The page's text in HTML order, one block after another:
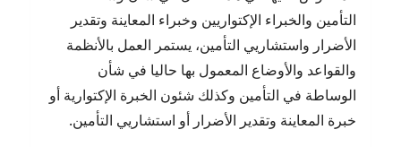
التأمين والخبراء الإكتواريين وخبراء المعاينة وتقدير
الأضرار واستشاريي التأمين، يستمر العمل بالأنظمة
والقواعد والأوضاع المعمول بها حاليا في شأن
الوساطة في التأمين وكذلك شئون الخبرة الإكتوارية أو
خبرة المعاينة وتقدير الأضرار أو استشاريي التأمين.